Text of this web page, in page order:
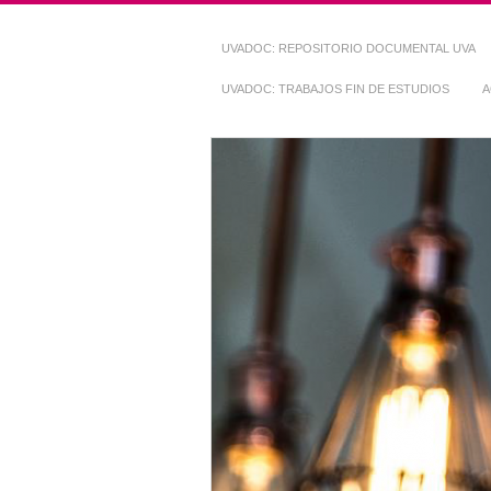
UVADOC: REPOSITORIO DOCUMENTAL UVA
UVADOC: TRABAJOS FIN DE ESTUDIOS
Repositorio
~ UVaDOC